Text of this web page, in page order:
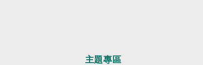
主題專區